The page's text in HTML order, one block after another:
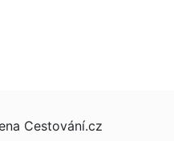
Cestování.cz